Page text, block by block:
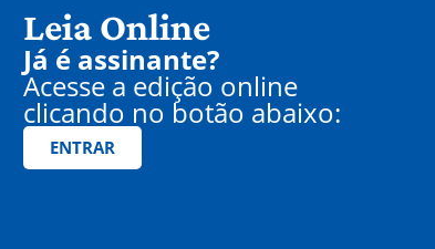
Leia Online
Já é assinante?
Acesse a edição online
clicando no botão abaixo:
ENTRAR